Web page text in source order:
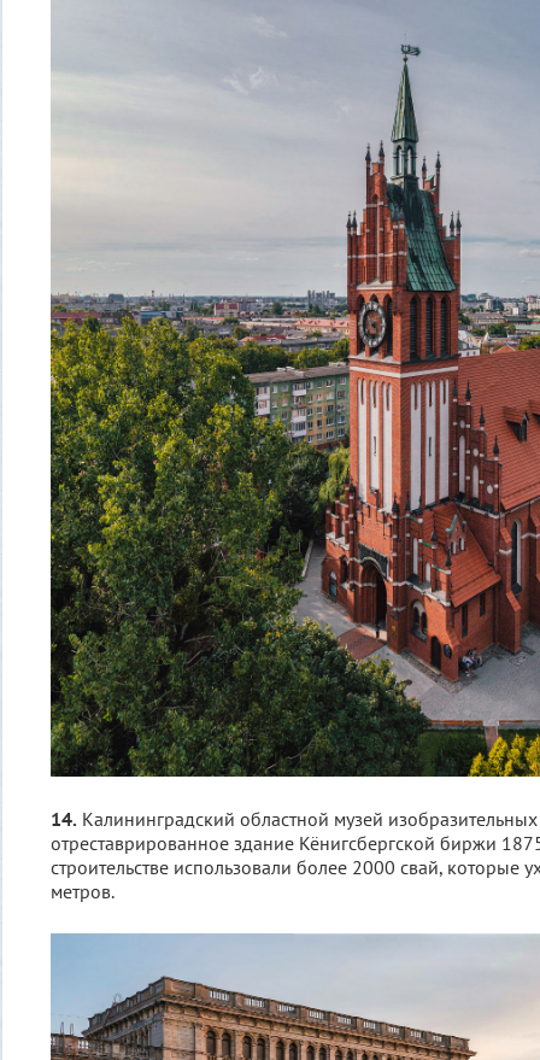
14. Калининградский областной музей изобразительных
отреставрированное здание Кёнигсбергской биржи
строительстве использовали более 2000 свай, которые
метров.